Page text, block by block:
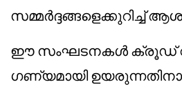
സമ്മർദ്ദങ്ങളെക്കുറിച്ച്
ഈ സംഘടനകൾ ക്രൂഡ്
ഗണ്യമായി